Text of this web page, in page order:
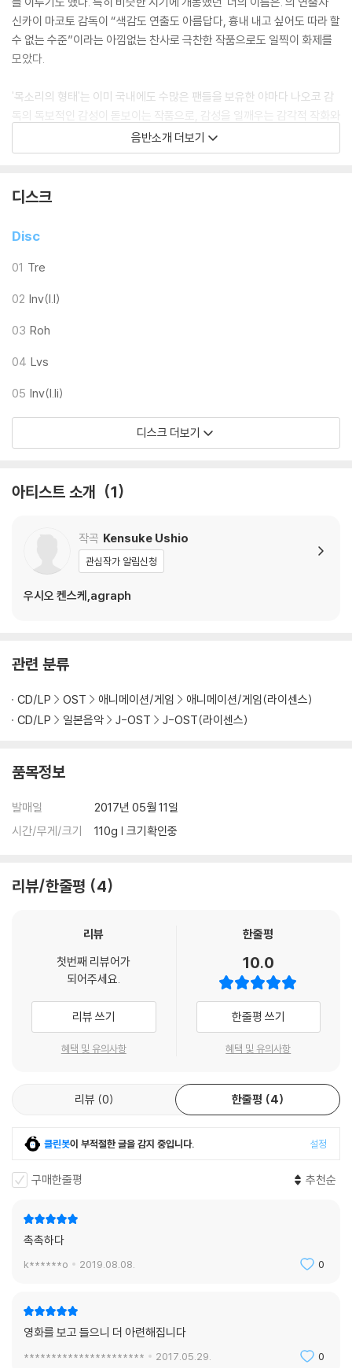
신카이 마코토 감독이 “색감도 연출도 아름답다, 흉내 내고 싶어도 따라 할
수 없는 수준”이라는 아낌없는 찬사로 극찬한 작품으로도 일찍이 화제를
모았다.
'목소리의 형태'는 이미 국내에도 수많은 팬들을 보유한 야마다 나오코 감
독의 독보적인 감성이 돋보이는 작품으로, 감성을 일깨우는 감각적 작화와
캐릭터의 섬세한 심리변화를 정교하게 그려낸 연출, 가슴 따뜻한 스토리는
'언어의 정원', '너의 이름은.'등 유수 작품에서 활약한 일본 애니메이션을
다.
본 영화의 음악감독을 맡은 우시오 켄스케는, 이제까지 덴기글루브, 이시
잇 `agraph`로서도 활동하고 있다. 2014년 TV애니메이션 '핑퐁'으로 첫
본 오리지널 사운드트랙은, 2장의 Disc로 구성되어 있으며, Disc1에는 영
악에 스케치 음원 등 본편 미사용곡 음원 22트랙을 수록하여 소장가치를
음반소개 더보기
디스크
Disc
01 Tre
02 Inv(I.I)
03 Roh
04 Lvs
05 Inv(I.Ii)
디스크 더보기
아티스트 소개 1
작곡 Kensuke Ushio
관심작가 알림신청
우시오 켄스케,agraph
관련 분류
CD/LP OST 애니메이션/게임
애니메이션/게임(라이센스)
CD/LP
일본음악 J-OST J-OST(라이센스)
품목정보
발매일
2017년 05월 11일
시간/무게/크기
110g | 크기확인중
리뷰/한줄평 4
리뷰
첫번째 리뷰어가
되어주세요.
리뷰 쓰기
혜택 및 유의사항
한줄평
10.0
한줄평 쓰기
혜택 및 유의사항
리뷰 0 한줄평 4
클린봇이 부적절한 글을 감지 중입니다. 설정
구매한줄평 추천순
촉촉하다
k******o 2019.08.08. 0
영화를 보고 들으니 더 아련해집니다
********************** 2017.05.29. 0